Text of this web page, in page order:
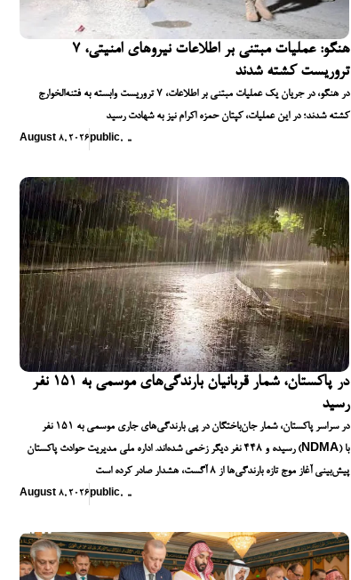
هنگو: عملیات مبتنی بر اطلاعات نیروهای امنیتی، ۷
تروریست کشته شدند
در هنگو، در جریان یک عملیات مبتنی بر اطلاعات، ۷ تروریست وابسته به فتنه‌الخوارج
کشته شدند؛ در این عملیات، کپتان حمزه اکرام نیز به شهادت رسید
August 8, 2026 public, ,,
در پاکستان، شمار قربانیان بارندگی‌های موسمی به ۱۵۱ نفر
رسید
در سراسر پاکستان، شمار جان‌باختگان در پی بارندگی‌های جاری موسمی به ۱۵۱ نفر
رسیده و ۴۴۸ نفر دیگر زخمی شده‌اند. اداره ملی مدیریت حوادث پاکستان (NDMA) با
پیش‌بینی آغاز موج تازه بارندگی‌ها از ۸ آگست، هشدار صادر کرده است
August 8, 2026 public, ,,